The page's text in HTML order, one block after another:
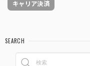
キャリア決済
SEARCH